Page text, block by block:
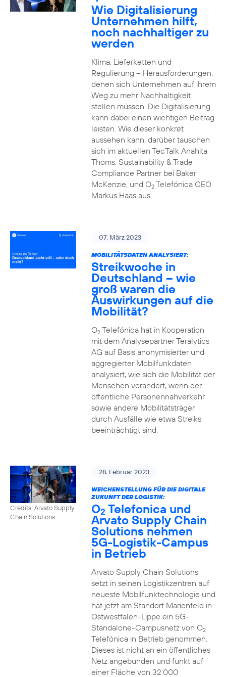
Wie Digitalisierung
Unternehmen hilft,
noch nachhaltiger zu
werden
Klima, Lieferketten und
Regulierung – Herausforderungen,
denen sich Unternehmen auf ihrem
Weg zu mehr Nachhaltigkeit
stellen müssen. Die Digitalisierung
kann dabei einen wichtigen Beitrag
leisten. Wie dieser konkret
aussehen kann, darüber tauschen
sich im aktuellen TecTalk Anahita
Thoms, Sustainability & Trade
Compliance Partner bei Baker
McKenzie, und O2Telefónica CEO
Markus Haas aus.
07. März 2023
MOBILITÄTSDATEN ANALYSIERT:
Streikwoche in
Deutschland – wie
groß waren die
Auswirkungen auf die
Mobilität?
O2Telefónica hat in Kooperation
mit dem Analysepartner Teralytics
AG auf Basis anonymisierter und
aggregierter Mobilfunkdaten
analysiert, wie sich die Mobilität der
Menschen verändert, wenn der
öffentliche Personennahverkehr
sowie andere Mobilitätsträger
durch Ausfälle wie etwa Streiks
beeinträchtigt sind.
Credits: Arvato Supply
Chain Solutions
28. Februar 2023
WEICHENSTELLUNG FÜR DIE DIGITALE
ZUKUNFT DER LOGISTIK:
O2 Telefonica und
Arvato Supply Chain
Solutions nehmen
5G-Logistik-Campus
in Betrieb
Arvato Supply Chain Solutions
setzt in seinen Logistikzentren auf
neueste Mobilfunktechnologie und
hat jetzt am Standort Marienfeld in
Ostwestfalen-Lippe ein 5G-
Standalone-Campusnetz von O2
Telefónica in Betrieb genommen.
Dieses ist nicht an ein öffentliches
Netz angebunden und funkt auf
einer Fläche von 32.000